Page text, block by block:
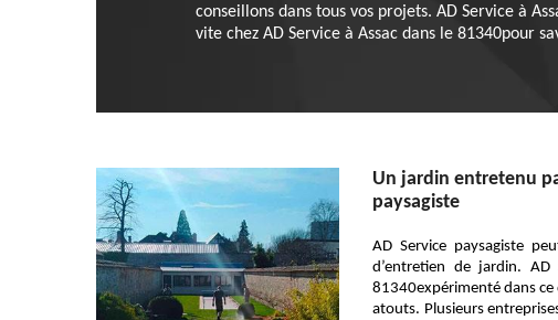
conseillons dans tous vos projets. AD Service à
vite chez AD Service à Assac dans le 81340pour
Un jardin entretenu
paysagiste
AD Service paysagiste
d’entretien de jardin. AD
81340expérimenté dans ce
atouts. Plusieurs